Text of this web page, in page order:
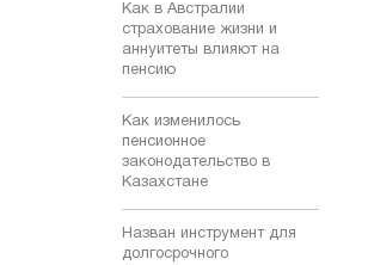
Как в Австралии
страхование жизни и
аннуитеты влияют на
пенсию
Как изменилось
пенсионное
законодательство в
Казахстане
Назван инструмент для
долгосрочного